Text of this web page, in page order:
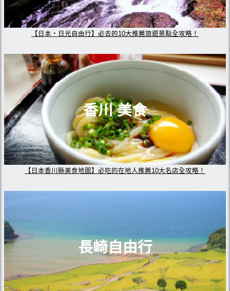
【日本・日光自由行】必去的10大推薦旅遊景點全攻略！
香川 美食
【日本香川縣美食地圖】必吃的在地人推薦10大名店全攻略！
長崎自由行